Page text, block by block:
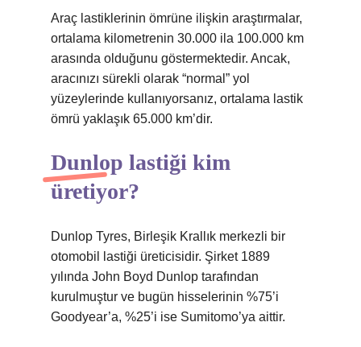
Araç lastiklerinin ömrüne ilişkin araştırmalar,
ortalama kilometrenin 30.000 ila 100.000 km
arasında olduğunu göstermektedir. Ancak,
aracınızı sürekli olarak “normal” yol
yüzeylerinde kullanıyorsanız, ortalama lastik
ömrü yaklaşık 65.000 km’dir.
Dunlop lastiği kim
üretiyor?
Dunlop Tyres, Birleşik Krallık merkezli bir
otomobil lastiği üreticisidir. Şirket 1889
yılında John Boyd Dunlop tarafından
kurulmuştur ve bugün hisselerinin %75’i
Goodyear’a, %25’i ise Sumitomo’ya aittir.